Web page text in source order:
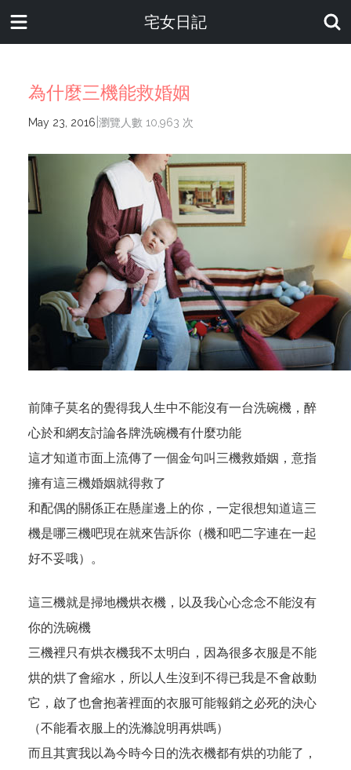
宅女日記
為什麼三機能救婚姻
May 23, 2016 瀏覽人數 10,963 次
前陣子莫名的覺得我人生中不能沒有一台洗碗機，醉
心於和網友討論各牌洗碗機有什麼功能
這才知道市面上流傳了一個金句叫三機救婚姻，意指
擁有這三機婚姻就得救了
和配偶的關係正在懸崖邊上的你，一定很想知道這三
機是哪三機吧現在就來告訴你（機和吧二字連在一起
好不妥哦）。
這三機就是掃地機烘衣機，以及我心心念念不能沒有
你的洗碗機
三機裡只有烘衣機我不太明白，因為很多衣服是不能
烘的烘了會縮水，所以人生沒到不得已我是不會啟動
它，啟了也會抱著裡面的衣服可能報銷之必死的決心
（不能看衣服上的洗滌說明再烘嗎）
而且其實我以為今時今日的洗衣機都有烘的功能了，